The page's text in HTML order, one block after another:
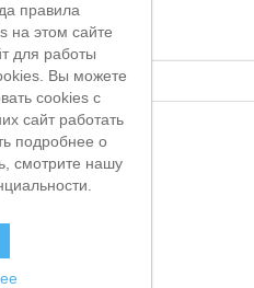
правила
на этом сайте
для работы
Вы можете
cookies с
сайт работать
подробнее о
смотрите нашу